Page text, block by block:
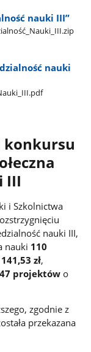
nauki III”
nauki
konkursu
III
i Szkolnictwa
nauki III,
nauki 110
zł,
47 projektów o
zgodnie z
przekazana